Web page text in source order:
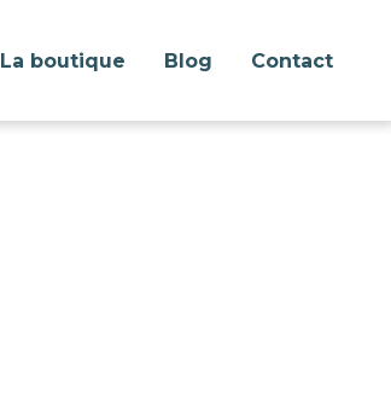
La boutique Blog Contact